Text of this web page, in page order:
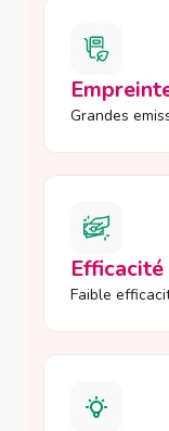
Grandes
Faible